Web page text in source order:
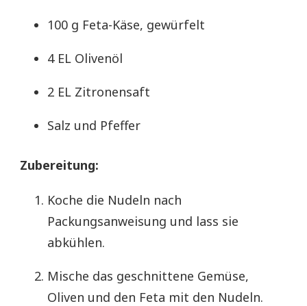
100 g Feta-Käse, gewürfelt
4 EL Olivenöl
2 EL Zitronensaft
Salz und Pfeffer
Zubereitung:
Koche die Nudeln nach
Packungsanweisung und lass sie
abkühlen.
Mische das geschnittene Gemüse,
Oliven und den Feta mit den Nudeln.